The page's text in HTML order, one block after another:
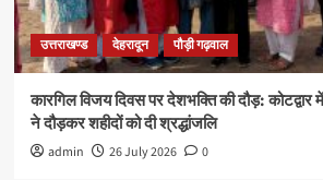
उत्तराखण्ड देहरादून पौड़ी गढ़वाल
कारगिल विजय दिवस पर देशभक्ति की दौड़:
ने दौड़कर शहीदों को दी श्रद्धांजलि
admin 26 July 2026 0